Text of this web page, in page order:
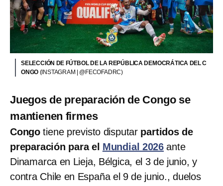
SELECCIÓN DE FÚTBOL DE LA REPÚBLICA DEMOCRÁTICA DEL C
ONGO (INSTAGRAM | @FECOFADRC)
Juegos de preparación de Congo se
mantienen firmes
Congo tiene previsto disputar partidos de
preparación para el Mundial 2026 ante
Dinamarca en Lieja, Bélgica, el 3 de junio, y
contra Chile en España el 9 de junio., duelos